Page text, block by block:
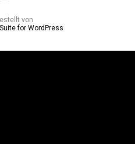
von
for WordPress